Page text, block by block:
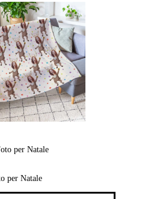
per Natale
per Natale